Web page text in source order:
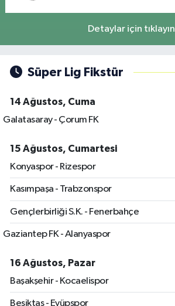
Detaylar için tıklayın
Süper Lig Fikstür
14 Ağustos, Cuma
Galatasaray - Çorum FK
15 Ağustos, Cumartesi
Konyaspor - Rizespor
Kasımpaşa - Trabzonspor
Gençlerbirliği S.K. - Fenerbahçe
Gaziantep FK - Alanyaspor
16 Ağustos, Pazar
Başakşehir - Kocaelispor
Beşiktaş - Eyüpspor